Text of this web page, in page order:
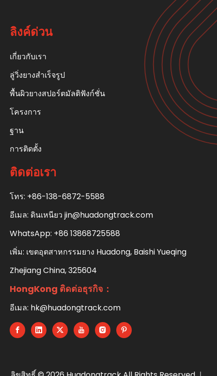
ลิงค์ด่วน
เกี่ยวกับเรา
ลู่วิ่งยางสำเร็จรูป
พื้นผิวยางสปอร์ตมัลติฟังก์ชั่น
โครงการ
ฐาน
การติดตั้ง
ติดต่อเรา
โทร: +86-138-6872-5588
อีเมล: ดินเหนียว jin@huadongtrack.com
WhatsApp: +86 13868725588
เพิ่ม: เขตอุตสาหกรรมยาง Huadong, Baishi Yueqing
Zhejiang China, 325604
HongKong ติดต่อธุรกิจ：
อีเมล: hk@huadongtrack.com